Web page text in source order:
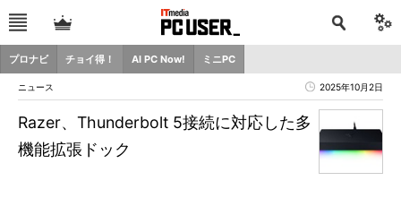
プロナビ チョイ得！ AI PC Now! ミニPC
ニュース 2025年10月2日
Razer、Thunderbolt 5接続に対応した多
機能拡張ドック